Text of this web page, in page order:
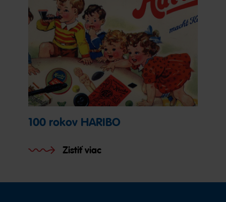
100 rokov HARIBO
Zistiť viac